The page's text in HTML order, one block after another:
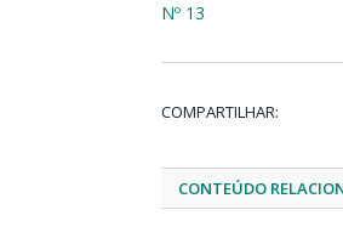
Nº 13
COMPARTILHAR:
CONTEÚDO